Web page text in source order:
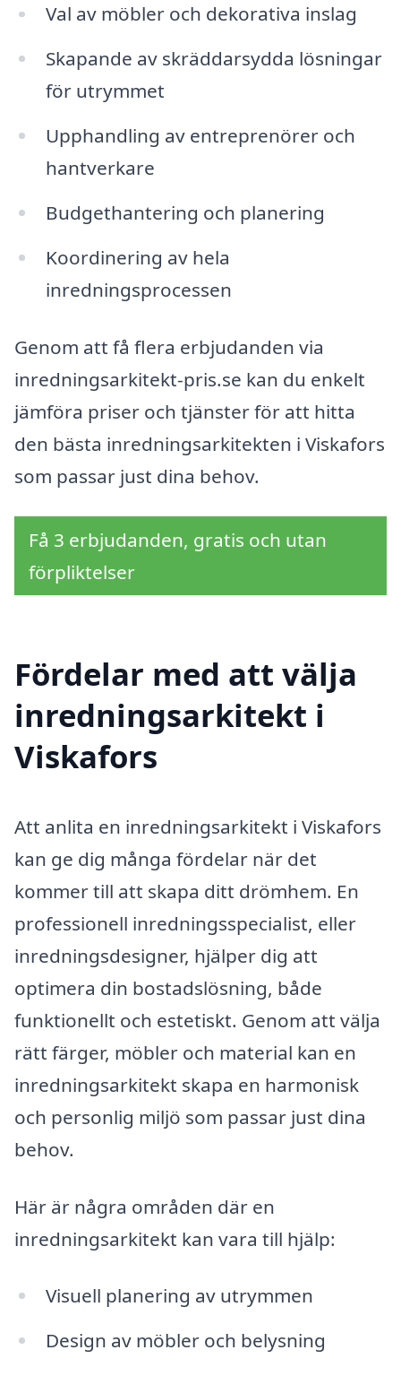
Val av möbler och dekorativa inslag
Skapande av skräddarsydda lösningar
för utrymmet
Upphandling av entreprenörer och
hantverkare
Budgethantering och planering
Koordinering av hela
inredningsprocessen
Genom att få flera erbjudanden via
inredningsarkitekt-pris.se kan du enkelt
jämföra priser och tjänster för att hitta
den bästa inredningsarkitekten i Viskafors
som passar just dina behov.
Få 3 erbjudanden, gratis och utan
förpliktelser
Fördelar med att välja
inredningsarkitekt i
Viskafors
Att anlita en inredningsarkitekt i Viskafors
kan ge dig många fördelar när det
kommer till att skapa ditt drömhem. En
professionell inredningsspecialist, eller
inredningsdesigner, hjälper dig att
optimera din bostadslösning, både
funktionellt och estetiskt. Genom att välja
rätt färger, möbler och material kan en
inredningsarkitekt skapa en harmonisk
och personlig miljö som passar just dina
behov.
Här är några områden där en
inredningsarkitekt kan vara till hjälp:
Visuell planering av utrymmen
Design av möbler och belysning